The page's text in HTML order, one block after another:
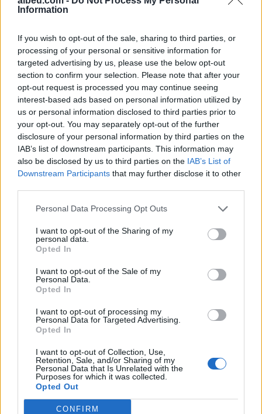
Information
If you wish to opt-out of the sale, sharing to third parties, or
processing of your personal or sensitive information for
targeted advertising by us, please use the below opt-out
section to confirm your selection. Please note that after your
opt-out request is processed you may continue seeing
interest-based ads based on personal information utilized by
us or personal information disclosed to third parties prior to
your opt-out. You may separately opt-out of the further
disclosure of your personal information by third parties on the
IAB’s list of downstream participants. This information may
also be disclosed by us to third parties on the IAB’s List of
Downstream Participants that may further disclose it to other
Personal Data Processing Opt Outs
I want to opt-out of the Sharing of my
personal data.
Opted In
I want to opt-out of the Sale of my
Personal Data.
Opted In
I want to opt-out of processing my
Personal Data for Targeted Advertising.
Opted In
I want to opt-out of Collection, Use,
Retention, Sale, and/or Sharing of my
Personal Data that Is Unrelated with the
Purposes for which it was collected.
Opted Out
CONFIRM
Tags:
erjon veliajs , SPAK
Analiza: Një shqiptar ka
nevojë për 28 mijë dollarë
në vit për të arritur
“pragun e lumturisë”
Durrës/ 40-vjeçari humb
ndjenjat në kantierin e
ndërtimit dhe ndërron jetë
Aksident i trefishtë në
rrugën Sarandë-Ksamil,
njëri nga të plagosurit
dërgohet në spitalin e
Traumës në Tiranë
Misteri rreth takimit sekret
Pezeshkian-Khamenei në
Teheran! Ata ishin në një
duke e dëgjuar njëri-